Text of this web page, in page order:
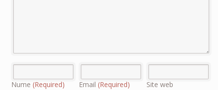
Nume (Required) Email (Required) Site web